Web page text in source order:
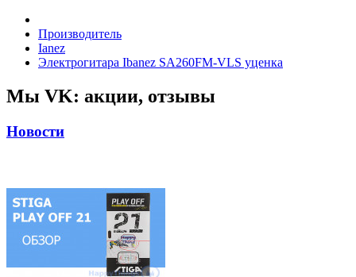
Производитель
Ianez
Электрогитара Ibanez SA260FM-VLS уценка
Мы VK: акции, отзывы
Новости